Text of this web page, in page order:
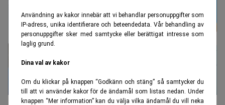
Användning av kakor innebär att vi behandlar personuppgifter som
IP-adress, unika identifierare och beteendedata. Vår behandling av
personuppgifter sker med samtycke eller berättigat intresse som
laglig grund.
Dina val av kakor
Om du klickar på knappen “Godkänn och stäng” så samtycker du
till att vi använder kakor för de ändamål som listas nedan. Under
knappen “Mer information” kan du välja vilka ändamål du vill neka
Nya Air Force One, som Trump har fått i gåva från Qatar, ska ha